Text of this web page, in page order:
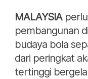
MALAYSIAperlu
pembangunan
budaya bola
dari peringkat
tertinggi